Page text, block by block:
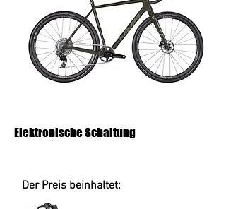
Elektronische Schaltung
Der Preis beinhaltet: